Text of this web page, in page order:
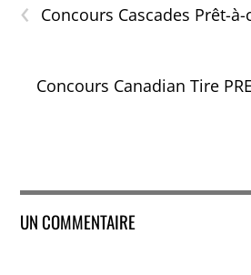
‹ Concours Cascades Prêt-
Concours Canadian Tire
UN COMMENTAIRE